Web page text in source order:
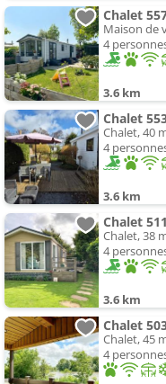
Chalet
Maison de
4
3.6 km
Chalet
Chalet, 40
4
3.6 km
Chalet
Chalet, 38
4
3.6 km
Chalet
Chalet, 45
4